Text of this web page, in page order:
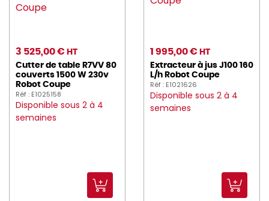
3 525,00 € HT
Cutter de table R7VV 80
couverts 1500 W 230v
Robot Coupe
Réf : E1025158
Disponible sous 2 à 4
semaines
1 995,00 € HT
Extracteur à jus J100 160
L/h Robot Coupe
Réf : E1021626
Disponible sous 2 à 4
semaines